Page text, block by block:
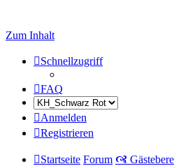
Zum Inhalt
Schnellzugriff
FAQ
Anmelden
Registrieren
Startseite Forum 🙧